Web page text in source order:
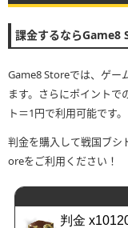
課金するならGame8
Game8 Storeでは、ゲー
ます。さらにポイントで
ト＝1円で利用可能です。
判金を購入して戦国ブシ
oreをご利用ください！